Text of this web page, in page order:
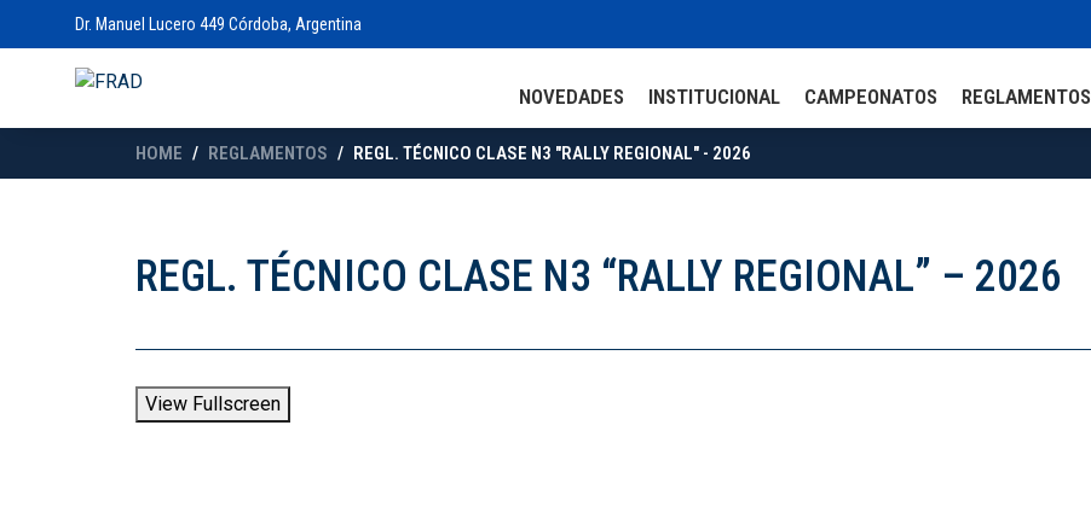
Dr. Manuel Lucero 449 Córdoba, Argentina
NOVEDADES INSTITUCIONAL CAMPEONATOS REGLAMENTOS
HOME REGLAMENTOS REGL. TÉCNICO CLASE N3 "RALLY REGIONAL" - 2026
REGL. TÉCNICO CLASE N3 “RALLY REGIONAL” – 2026
View Fullscreen